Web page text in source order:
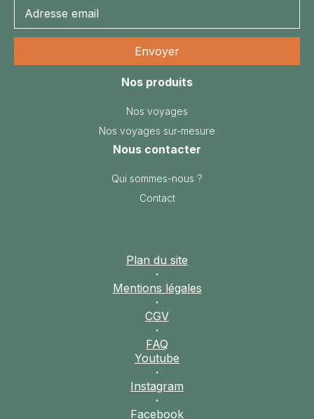
Nos produits
Nos voyages
Nos voyages sur-mesure
Nous contacter
Qui sommes-nous ?
Contact
Plan du site
·
Mentions légales
·
CGV
·
FAQ
Youtube
·
Instagram
·
Facebook